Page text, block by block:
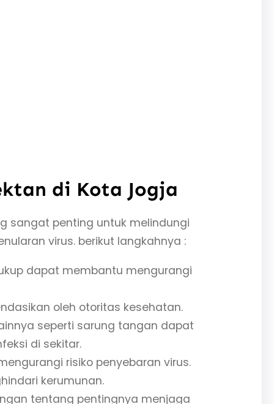
di Kota Jogja
sangat penting untuk melindungi
virus. berikut langkahnya :
dapat membantu mengurangi
oleh otoritas kesehatan.
seperti sarung tangan dapat
di sekitar.
risiko penyebaran virus.
kerumunan.
tentang pentingnya menjaga